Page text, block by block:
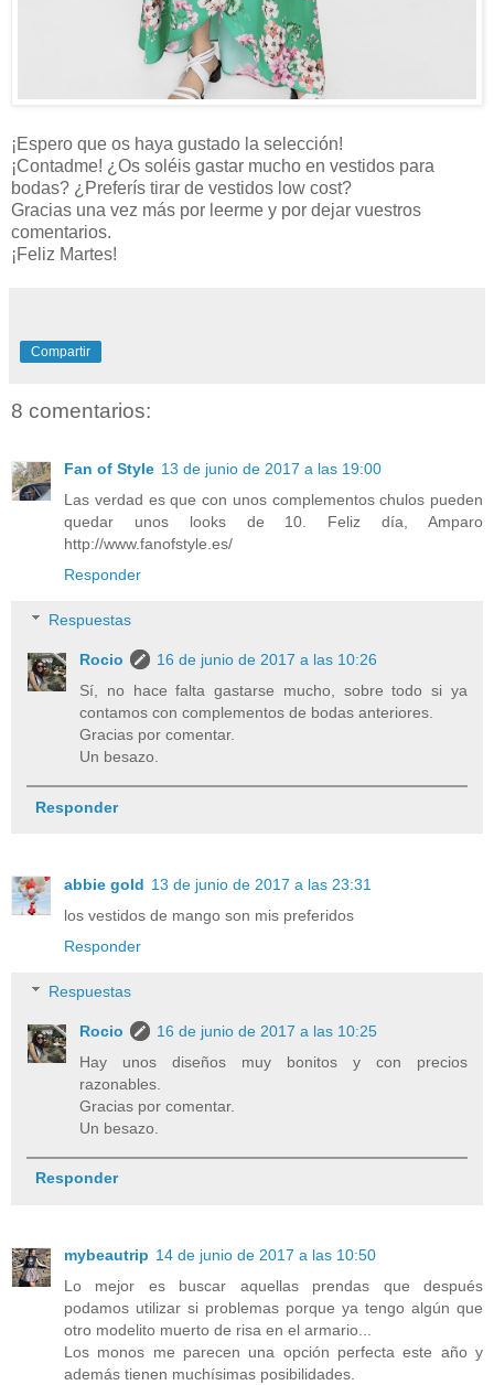
¡Espero que os haya gustado la selección!
¡Contadme! ¿Os soléis gastar mucho en vestidos para
bodas? ¿Preferís tirar de vestidos low cost?
Gracias una vez más por leerme y por dejar vuestros
comentarios.
¡Feliz Martes!
Compartir
8 comentarios:
Fan of Style 13 de junio de 2017 a las 19:00
Las verdad es que con unos complementos chulos pueden
quedar unos looks de 10. Feliz día, Amparo
http://www.fanofstyle.es/
Responder
Respuestas
Rocio
16 de junio de 2017 a las 10:26
Sí, no hace falta gastarse mucho, sobre todo si ya
contamos con complementos de bodas anteriores.
Gracias por comentar.
Un besazo.
Responder
abbie gold 13 de junio de 2017 a las 23:31
los vestidos de mango son mis preferidos
Responder
Respuestas
Rocio
16 de junio de 2017 a las 10:25
Hay unos diseños muy bonitos y con precios
razonables.
Gracias por comentar.
Un besazo.
Responder
mybeautrip 14 de junio de 2017 a las 10:50
Lo mejor es buscar aquellas prendas que después
podamos utilizar si problemas porque ya tengo algún que
otro modelito muerto de risa en el armario...
Los monos me parecen una opción perfecta este año y
además tienen muchísimas posibilidades.